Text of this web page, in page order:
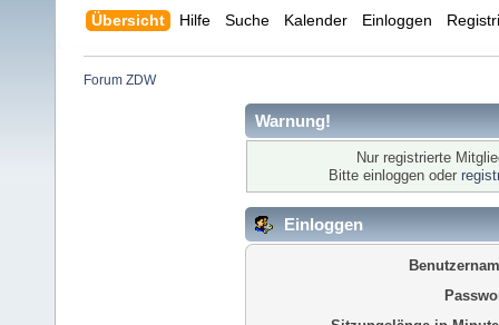
Übersicht Hilfe Suche Kalender Einloggen
Forum ZDW
Warnung!
Nur registrierte
Bitte einloggen oder
Einloggen